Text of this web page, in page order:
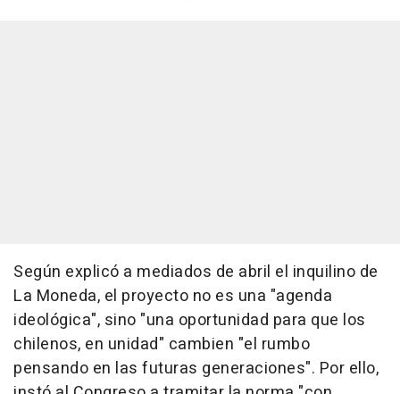
Según explicó a mediados de abril el inquilino de
La Moneda, el proyecto no es una "agenda
ideológica", sino "una oportunidad para que los
chilenos, en unidad" cambien "el rumbo
pensando en las futuras generaciones". Por ello,